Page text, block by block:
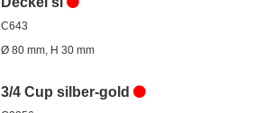
C643
Ø 80 mm, H 30 mm
3/4 Cup silber-gold